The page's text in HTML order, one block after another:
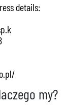
details:
my?